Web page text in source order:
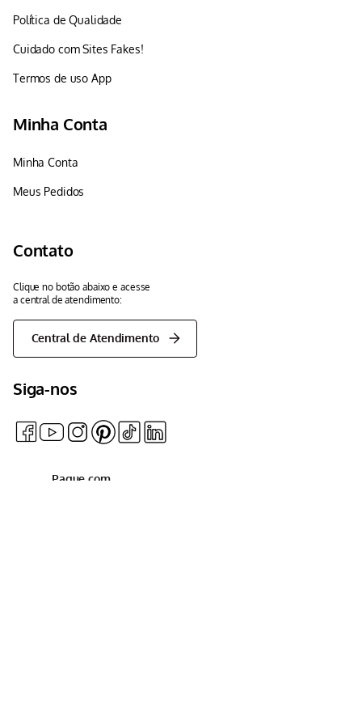
Política de Qualidade
Cuidado com Sites Fakes!
Termos de uso App
Minha Conta
Minha Conta
Meus Pedidos
Contato
Clique no botão abaixo e acesse
a central de atendimento:
Central de Atendimento
Siga-nos
Pague com